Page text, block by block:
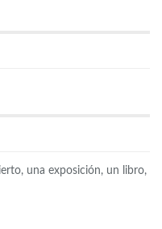
una exposición, un libro,